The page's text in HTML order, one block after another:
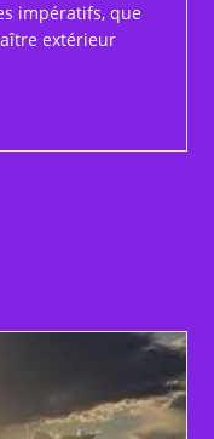
impératifs, que
extérieur